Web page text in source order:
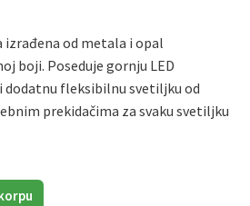
izrađena od metala i opal
boji. Poseduje gornju LED
dodatnu fleksibilnu svetiljku od
prekidačima za svaku svetiljku